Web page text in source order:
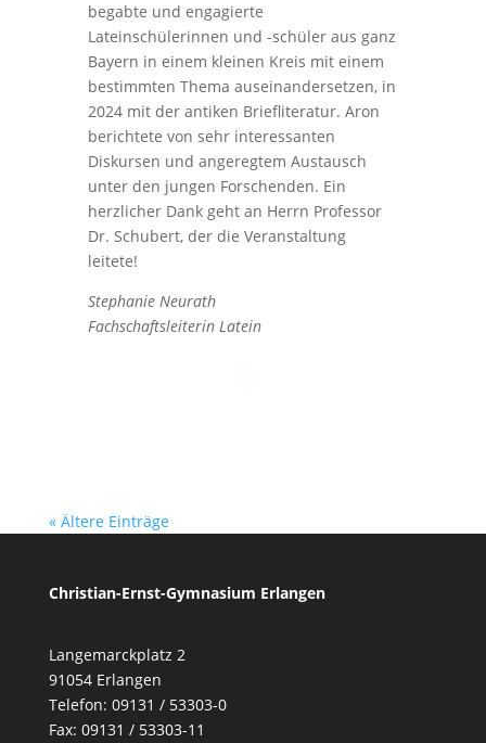
begabte und engagierte
Lateinschülerinnen und -schüler aus ganz
Bayern in einem kleinen Kreis mit einem
bestimmten Thema auseinandersetzen, in
2024 mit der antiken Briefliteratur. Aron
berichtete von sehr interessanten
Diskursen und angeregtem Austausch
unter den jungen Forschenden. Ein
herzlicher Dank geht an Herrn Professor
Dr. Schubert, der die Veranstaltung
leitete!
Stephanie Neurath
Fachschaftsleiterin Latein
« Ältere Einträge
Christian-Ernst-Gymnasium Erlangen
Langemarckplatz 2
91054 Erlangen
Telefon: 09131 / 53303-0
Fax: 09131 / 53303-11